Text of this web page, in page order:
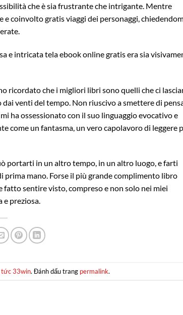
che è sia frustrante che intrigante. Mentre
coinvolto gratis viaggi dei personaggi,
e intricata tela ebook online gratis era sia
ricordato che i migliori libri sono quelli che ci
venti del tempo. Non riuscivo a smettere di
ha ossessionato con il suo linguaggio evocativo e
come un fantasma, un vero capolavoro di leggere
portarti in un altro tempo, in un altro luogo, e farti
mano. Forse il più grande complimento libro
fatto sentire visto, compreso e non solo nei miei
e preziosa.
tức 33win. Đánh dấu trang permalink.